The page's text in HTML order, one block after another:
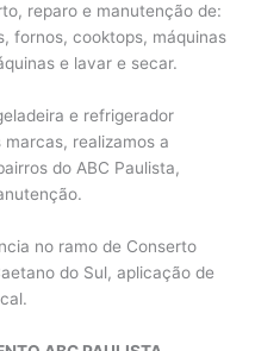
reparo e manutenção de:
fornos, cooktops, máquinas
e lavar e secar.
e refrigerador
realizamos a
do ABC Paulista,
no ramo de Conserto
do Sul, aplicação de